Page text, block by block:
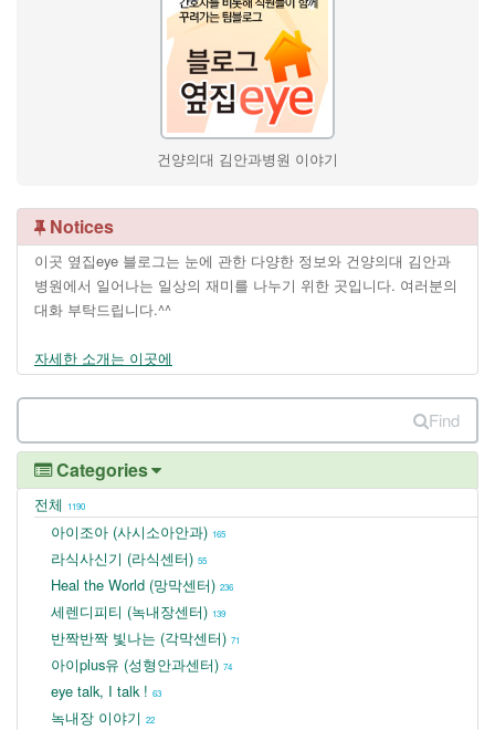
건양의대 김안과병원 이야기
Notices
이곳 옆집eye 블로그는 눈에 관한 다양한 정보와 건양의대 김안과
병원에서 일어나는 일상의 재미를 나누기 위한 곳입니다. 여러분의
대화 부탁드립니다.^^
자세한 소개는 이곳에
Find
Categories
전체 1190
아이조아 (사시소아안과) 165
라식사신기 (라식센터) 55
Heal the World (망막센터) 236
세렌디피티 (녹내장센터) 139
반짝반짝 빛나는 (각막센터) 71
아이plus유 (성형안과센터) 74
eye talk, I talk ! 63
녹내장 이야기 22